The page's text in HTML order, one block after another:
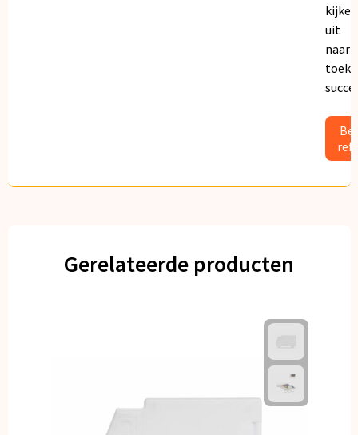
kijken
uit
naar
Gerelateerde producten